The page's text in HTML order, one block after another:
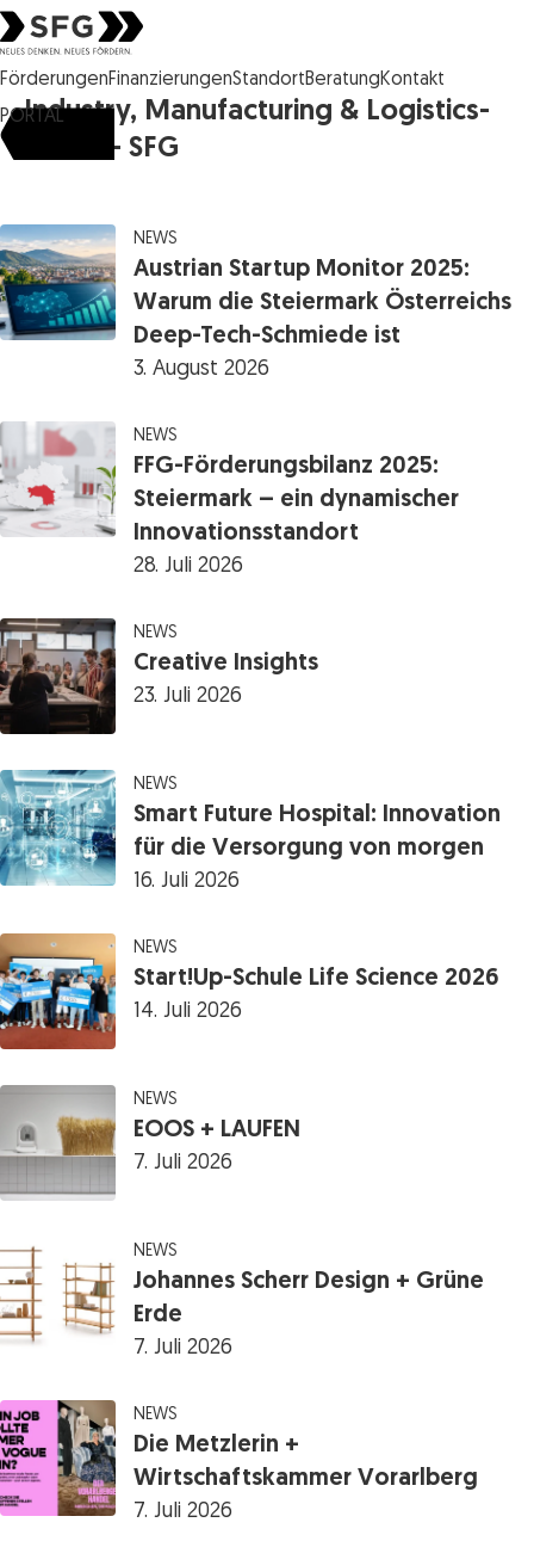
Steirische Wirtschaftsförderungsgesellschaft mbH SFG Logo
FörderungenFinanzierungenStandortBeratungKontakt
PORTAL
Industry, Manufacturing & Logistics-
Archiv - SFG
NEWS
Austrian Startup Monitor 2025:
Warum die Steiermark Österreichs
Deep-Tech-Schmiede ist
3. August 2026
NEWS
FFG-Förderungsbilanz 2025:
Steiermark – ein dynamischer
Innovationsstandort
28. Juli 2026
NEWS
Creative Insights
23. Juli 2026
NEWS
Smart Future Hospital: Innovation
für die Versorgung von morgen
16. Juli 2026
NEWS
Start!Up-Schule Life Science 2026
14. Juli 2026
NEWS
EOOS + LAUFEN
7. Juli 2026
NEWS
Johannes Scherr Design + Grüne
Erde
7. Juli 2026
NEWS
Die Metzlerin +
Wirtschaftskammer Vorarlberg
7. Juli 2026